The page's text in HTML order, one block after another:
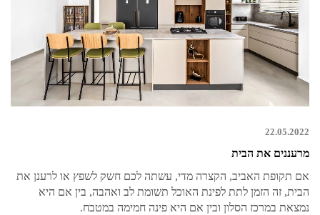
22.05.2022
מרעננים את הבית
אם תקופת האביב, הקצרה מדי, עשתה לכם חשק לשפץ או לרענן את
הבית, זה הזמן לתת לפינת האוכל תשומת לב ואהבה, בין אם היא
נמצאת במרכז הסלון ובין אם היא פינה חמימה במטבח.